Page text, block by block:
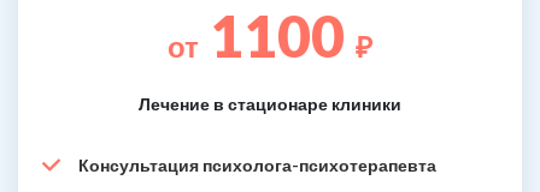
от 1100 ₽
Лечение в стационаре клиники
Консультация психолога-психотерапевта